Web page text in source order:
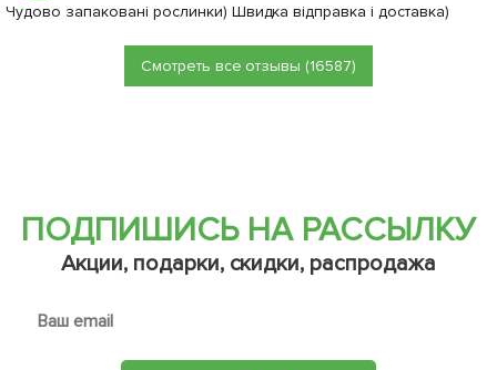
Чудово запаковані рослинки) Швидка відправка і доставка)
Смотреть все отзывы (16587)
ПОДПИШИСЬ НА РАССЫЛКУ
Акции, подарки, скидки, распродажа